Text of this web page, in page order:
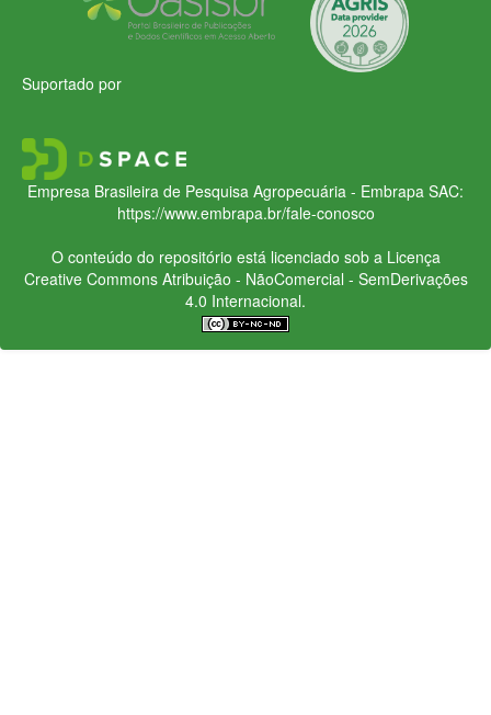
Suportado por
Empresa Brasileira de Pesquisa Agropecuária - Embrapa SAC:
https://www.embrapa.br/fale-conosco
O conteúdo do repositório está licenciado sob a Licença
Creative CommonsAtribuição - NãoComercial - SemDerivações
4.0 Internacional.